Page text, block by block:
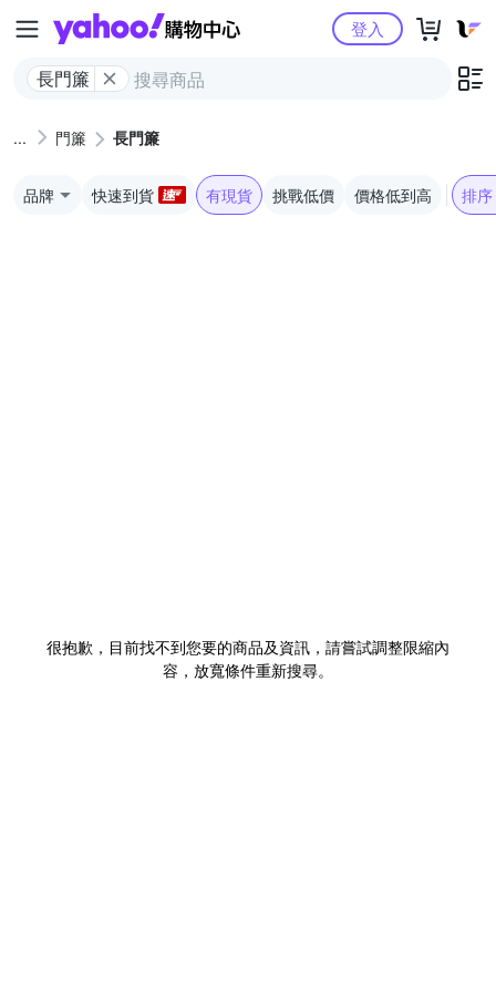
Yahoo購物中心
長門簾
登入
門簾 長門簾
品牌 快速到貨 有現貨 挑戰低價 價格低到高 排序
很抱歉，目前找不到您要的商品及資訊，請嘗試調整限縮內
容，放寬條件重新搜尋。